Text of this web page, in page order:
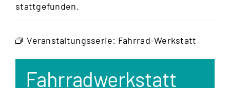
stattgefunden.
Veranstaltungsserie: Fahrrad-Werkstatt
Fahrradwerkstatt